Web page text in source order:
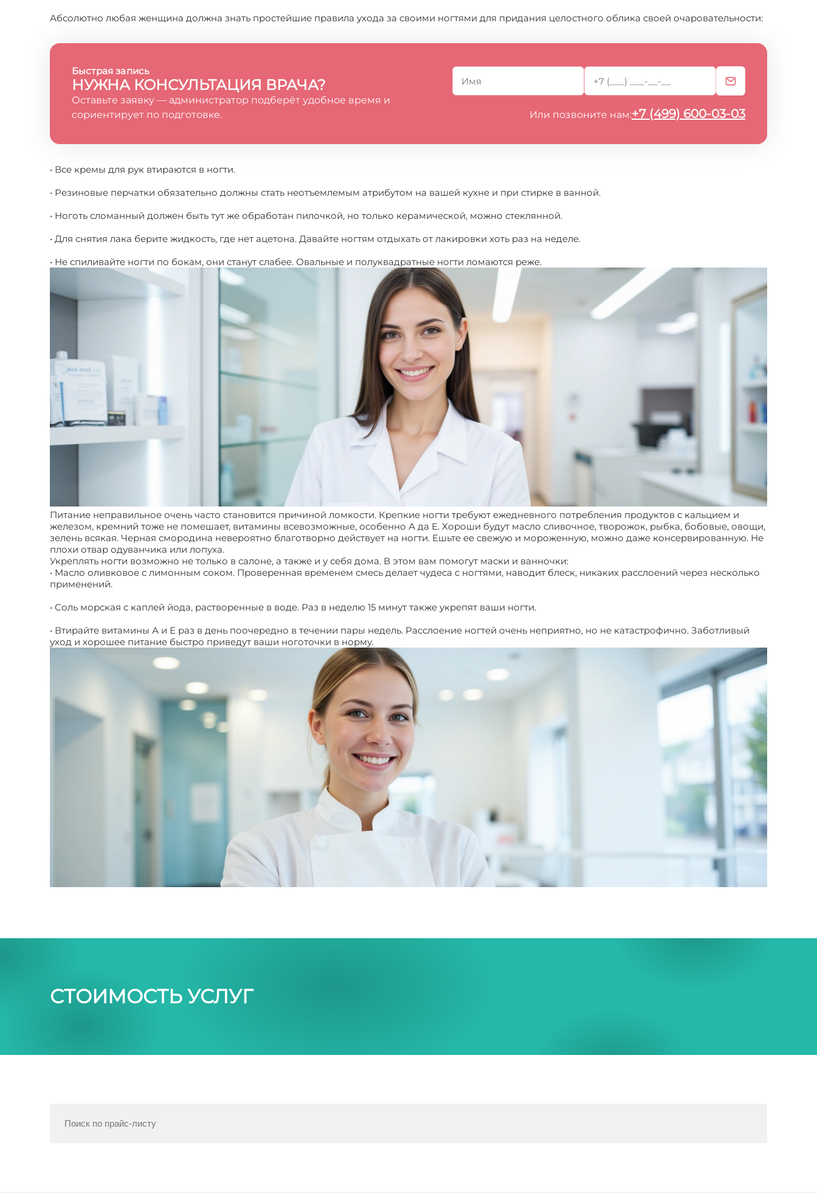
Абсолютно любая женщина должна знать простейшие правила ухода за своими ногтями для придания целостного облика своей очаровательности:
Быстрая запись
НУЖНА КОНСУЛЬТАЦИЯ ВРАЧА?
Оставьте заявку — администратор подберёт удобное время и
сориентирует по подготовке.
Или позвоните нам:+7 (499) 600-03-03
• Все кремы для рук втираются в ногти.
• Резиновые перчатки обязательно должны стать неотъемлемым атрибутом на вашей кухне и при стирке в ванной.
• Ноготь сломанный должен быть тут же обработан пилочкой, но только керамической, можно стеклянной.
• Для снятия лака берите жидкость, где нет ацетона. Давайте ногтям отдыхать от лакировки хоть раз на неделе.
• Не спиливайте ногти по бокам, они станут слабее. Овальные и полуквадратные ногти ломаются реже.
Питание неправильное очень часто становится причиной ломкости. Крепкие ногти требуют ежедневного потребления продуктов с кальцием и
железом, кремний тоже не помешает, витамины всевозможные, особенно А да Е. Хороши будут масло сливочное, творожок, рыбка, бобовые, овощи,
зелень всякая. Черная смородина невероятно благотворно действует на ногти. Ешьте ее свежую и мороженную, можно даже консервированную. Не
плохи отвар одуванчика или лопуха.
Укреплять ногти возможно не только в салоне, а также и у себя дома. В этом вам помогут маски и ванночки:
• Масло оливковое с лимонным соком. Проверенная временем смесь делает чудеса с ногтями, наводит блеск, никаких расслоений через несколько
применений.
• Соль морская с каплей йода, растворенные в воде. Раз в неделю 15 минут также укрепят ваши ногти.
• Втирайте витамины А и Е раз в день поочередно в течении пары недель. Расслоение ногтей очень неприятно, но не катастрофично. Заботливый
уход и хорошее питание быстро приведут ваши ноготочки в норму.
СТОИМОСТЬ УСЛУГ